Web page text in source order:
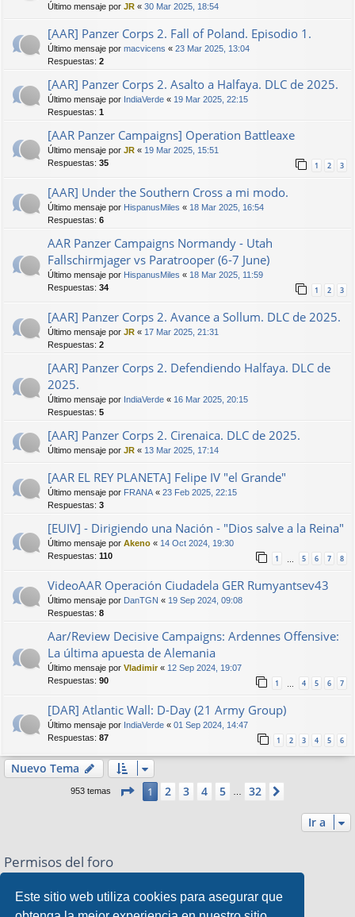
Este sitio web utiliza cookies para asegurar que
Último mensaje por JR « 30 Mar 2025, 18:54
[AAR] Panzer Corps 2. Fall of Poland. Episodio 1.
Último mensaje por macvicens « 23 Mar 2025, 13:04
Respuestas: 2
[AAR] Panzer Corps 2. Asalto a Halfaya. DLC de 2025.
Último mensaje por IndiaVerde « 19 Mar 2025, 22:15
Respuestas: 1
[AAR Panzer Campaigns] Operation Battleaxe
Último mensaje por JR « 19 Mar 2025, 15:51
Respuestas: 35 1 2 3
[AAR] Under the Southern Cross a mi modo.
Último mensaje por HispanusMiles « 18 Mar 2025, 16:54
Respuestas: 6
AAR Panzer Campaigns Normandy - Utah
Fallschirmjager vs Paratrooper (6-7 June)
Último mensaje por HispanusMiles « 18 Mar 2025, 11:59
Respuestas: 34 1 2 3
[AAR] Panzer Corps 2. Avance a Sollum. DLC de 2025.
Último mensaje por JR « 17 Mar 2025, 21:31
Respuestas: 2
[AAR] Panzer Corps 2. Defendiendo Halfaya. DLC de
2025.
Último mensaje por IndiaVerde « 16 Mar 2025, 20:15
Respuestas: 5
[AAR] Panzer Corps 2. Cirenaica. DLC de 2025.
Último mensaje por JR « 13 Mar 2025, 17:14
[AAR EL REY PLANETA] Felipe IV "el Grande"
Último mensaje por FRANA « 23 Feb 2025, 22:15
Respuestas: 3
[EUIV] - Dirigiendo una Nación - "Dios salve a la Reina"
Último mensaje por Akeno « 14 Oct 2024, 19:30
Respuestas: 110 1 … 5 6 7 8
VideoAAR Operación Ciudadela GER Rumyantsev43
Último mensaje por DanTGN « 19 Sep 2024, 09:08
Respuestas: 8
Aar/Review Decisive Campaigns: Ardennes Offensive:
La última apuesta de Alemania
Último mensaje por Vladimir« 12 Sep 2024, 19:07
Respuestas: 90 1 … 4 5 6 7
[DAR] Atlantic Wall: D-Day (21 Army Group)
Último mensaje por IndiaVerde « 01 Sep 2024, 14:47
Respuestas: 87 1 2 3 4 5 6
Nuevo Tema
953 temas Página de 32
1 2 3 4 5 32
Ir a
Permisos del foro
No puede responder a temas en este Foro
No puede editar sus mensajes en este Foro
No puedeborrar sus mensajes en este Foro